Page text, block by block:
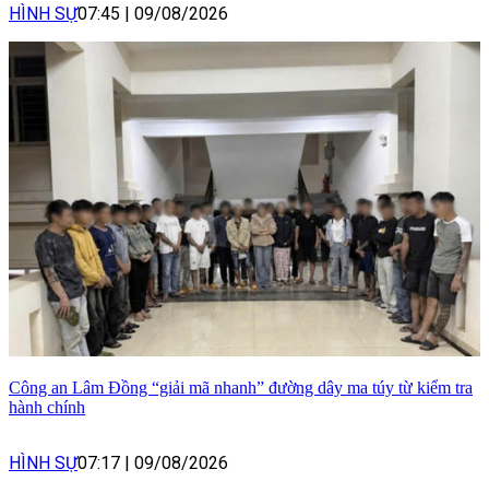
HÌNH SỰ07:45 | 09/08/2026
Công an Lâm Đồng “giải mã nhanh” đường dây ma túy từ kiểm tra
hành chính
HÌNH SỰ07:17 | 09/08/2026